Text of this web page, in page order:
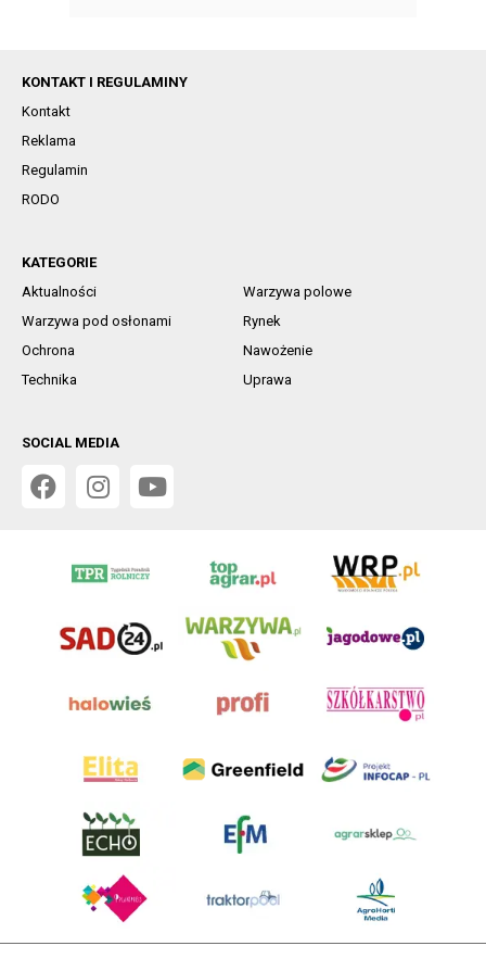
KONTAKT I REGULAMINY
Kontakt
Reklama
Regulamin
RODO
KATEGORIE
Aktualności
Warzywa polowe
Warzywa pod osłonami
Rynek
Ochrona
Nawożenie
Technika
Uprawa
SOCIAL MEDIA